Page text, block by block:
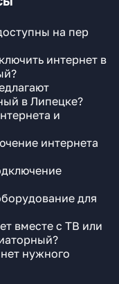
на пер
интернет в
в Липецке?
и
интернета
для
вместе с ТВ или
нужного